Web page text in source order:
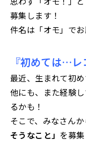
募集します！
件名は「オモ」で
『初めては…レ
最近、生まれて初
他にも、また経験
るかも！
そこで、みなさんか
そうなこと」 を募集